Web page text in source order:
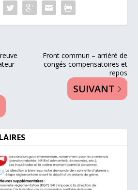
Front commun – arriéré de
congés compensatoires et
repos
SUIVANT